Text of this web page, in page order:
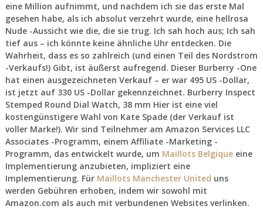
eine Million aufnimmt, und nachdem ich sie das erste Mal
gesehen habe, als ich absolut verzehrt wurde, eine hellrosa
Nude -Aussicht wie die, die sie trug. Ich sah hoch aus; Ich sah
tief aus – ich könnte keine ähnliche Uhr entdecken. Die
Wahrheit, dass es so zahlreich (und einen Teil des Nordstrom
-Verkaufs!) Gibt, ist äußerst aufregend. Dieser Burberry -One
hat einen ausgezeichneten Verkauf – er war 495 US -Dollar,
ist jetzt auf 330 US -Dollar gekennzeichnet. Burberry Inspect
Stemped Round Dial Watch, 38 mm Hier ist eine viel
kostengünstigere Wahl von Kate Spade (der Verkauf ist
voller Marke!). Wir sind Teilnehmer am Amazon Services LLC
Associates -Programm, einem Affiliate -Marketing -
Programm, das entwickelt wurde, um Maillots Belgiqueeine
Implementierung anzubieten, impliziert eine
Implementierung. Für Maillots Manchester United uns
werden Gebühren erhoben, indem wir sowohl mit
Amazon.com als auch mit verbundenen Websites verlinken.